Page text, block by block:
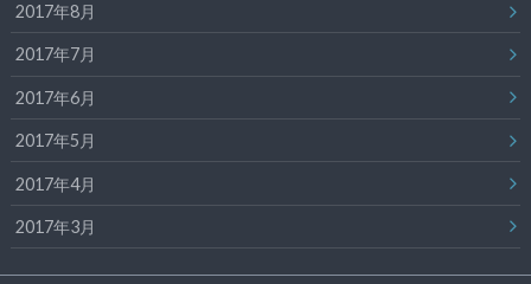
2017年8月
2017年7月
2017年6月
2017年5月
2017年4月
2017年3月